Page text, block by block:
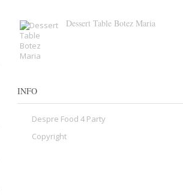
Dessert Table Botez Maria
INFO
Despre Food 4 Party
Copyright